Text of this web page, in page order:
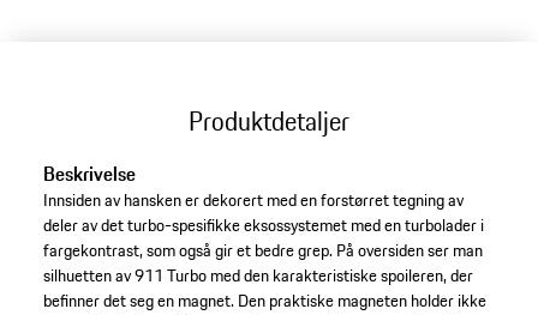
Produktdetaljer
Beskrivelse
Innsiden av hansken er dekorert med en forstørret tegning av
deler av det turbo-spesifikke eksossystemet med en turbolader i
fargekontrast, som også gir et bedre grep. På oversiden ser man
silhuetten av 911 Turbo med den karakteristiske spoileren, der
befinner det seg en magnet. Den praktiske magneten holder ikke